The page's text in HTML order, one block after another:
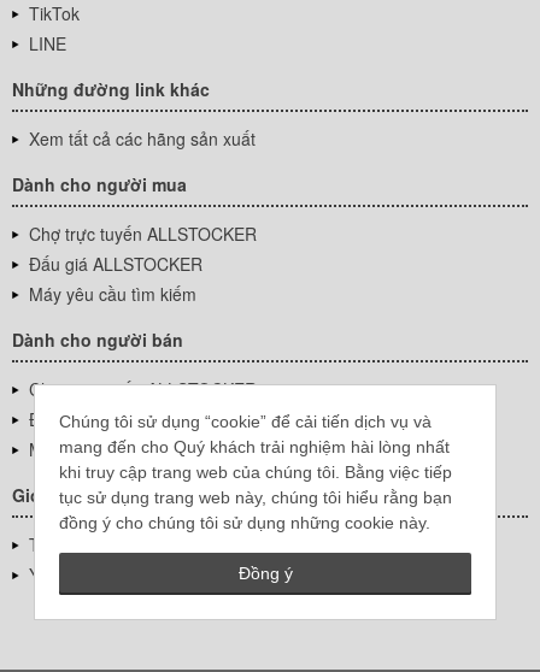
Chúng tôi sử dụng “cookie” để cải tiến dịch vụ và
mang đến cho Quý khách trải nghiệm hài lòng nhất
khi truy cập trang web của chúng tôi. Bằng việc tiếp
tục sử dụng trang web này, chúng tôi hiểu rằng bạn
đồng ý cho chúng tôi sử dụng những cookie này.
Đồng ý
TikTok
LINE
Những đường link khác
Xem tất cả các hãng sản xuất
Dành cho người mua
Chợ trực tuyến ALLSTOCKER
Đấu giá ALLSTOCKER
Máy yêu cầu tìm kiếm
Dành cho người bán
Chợ trực tuyến ALLSTOCKER
Đấu giá ALLSTOCKER
Máy yêu cầu tìm kiếm
Giới thiệu công ty
Thông tin về doanh nghiệp
YUTAKA Inc.